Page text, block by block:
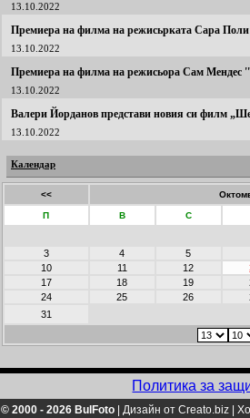
13.10.2022
Премиера на филма на режисьрката Сара
13.10.2022
Премиера на филма на режисьора Сам Мендес
13.10.2022
Валери Йорданов представи новия си филм
13.10.2022
Календар
<<
П В С
3 4
5
10
11 12
17 18 19
24
25 26
31
Политика за
© 2000 - 2026 BulFoto Дизайн от Creato.biz